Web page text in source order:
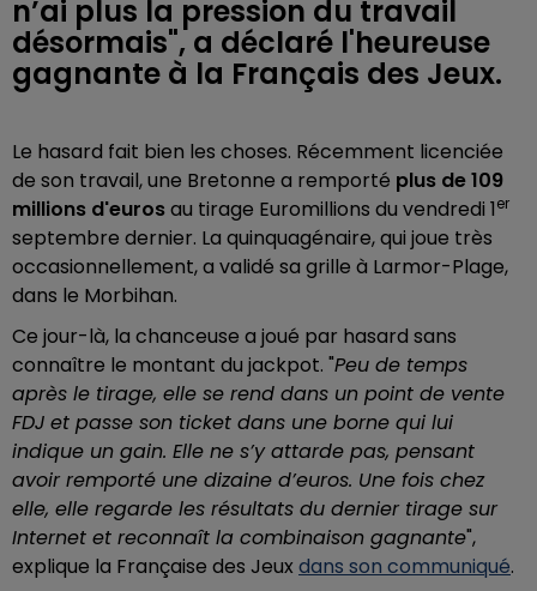
n’ai plus la pression du travail
désormais", a déclaré l'heureuse
gagnante à la Français des Jeux.
Le hasard fait bien les choses. Récemment licenciée
de son travail, une Bretonne a remporté plus de109
millions d'eurosau tirage Euromillions du vendredi 1er
septembre dernier. La quinquagénaire, qui joue très
occasionnellement, a validé sa grille à Larmor-Plage,
dans le Morbihan.
Ce jour-là, la chanceuse a joué par hasard sans
connaître le montant du jackpot. "Peu de temps
après le tirage, elle se rend dans un point de vente
FDJ et passe son ticket dans une borne qui lui
indique un gain. Elle ne s’y attarde pas, pensant
avoir remporté une dizaine d’euros. Une fois chez
elle, elle regarde les résultats du dernier tirage sur
Internet et reconnaît la combinaison gagnante",
explique la Française des Jeux dans son communiqué.